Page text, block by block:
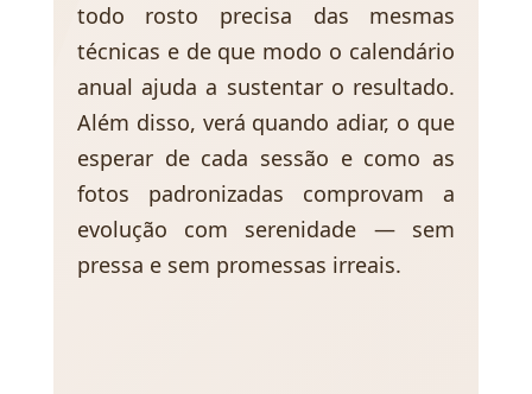
todo rosto precisa das mesmas
técnicas e de que modo o calendário
anual ajuda a sustentar o resultado.
Além disso, verá quando adiar, o que
esperar de cada sessão e como as
fotos padronizadas comprovam a
evolução com serenidade — sem
pressa e sem promessas irreais.